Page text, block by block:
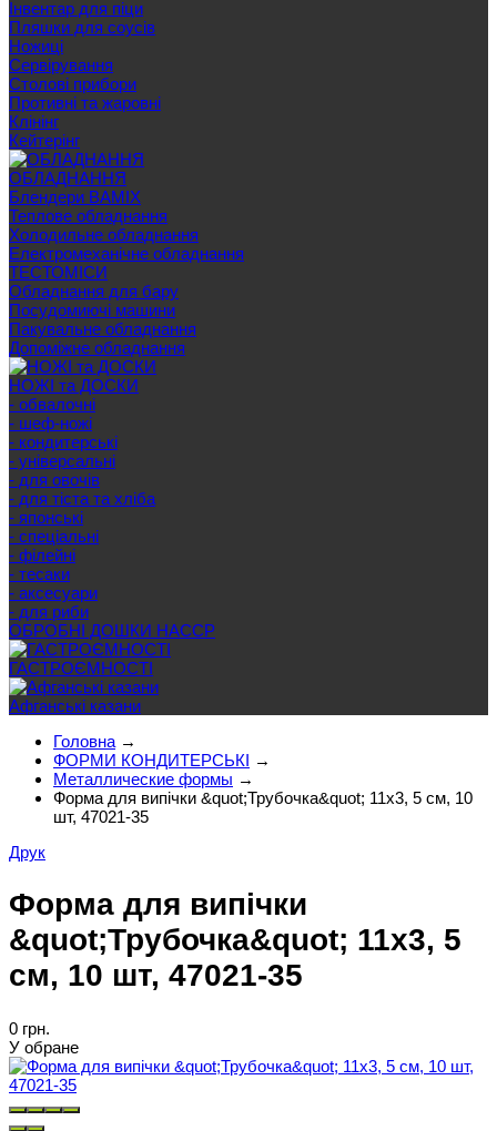
Інвентар для піци
Пляшки для соусів
Ножиці
Сервірування
Cтолові прибори
Противні та жаровні
Клінінг
Кейтерінг
ОБЛАДНАННЯ
Блендери BAMIX
Теплове обладнання
Холодильне обладнання
Електромеханічне обладнання
ТЕСТОМІСИ
Обладнання для бару
Посудомиючі машини
Пакувальне обладнання
Допоміжне обладнання
НОЖІ та ДОСКИ
- обвалочні
- шеф-ножі
- кондитерські
- універсальні
- для овочів
- для тіста та хліба
- японські
- спеціальні
- філейні
- тесаки
- аксесуари
- для риби
ОБРОБНІ ДОШКИ HACCP
ГАСТРОЄМНОСТІ
Афганські казани
Головна →
ФОРМИ КОНДИТЕРСЬКІ →
Металлические формы →
Форма для випічки &quot;Трубочка&quot; 11x3, 5 см, 10
шт, 47021-35
Друк
Форма для випічки
&quot;Трубочка&quot; 11x3, 5
см, 10 шт, 47021-35
0 грн.
У обране